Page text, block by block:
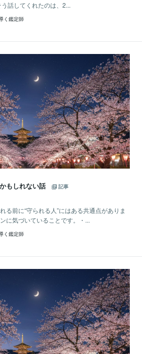
話してくれたのは、2...
く鑑定師
もしれない話
記事
る前に“守られる人”にはある共通点がありま
に気づいていることです。・...
く鑑定師